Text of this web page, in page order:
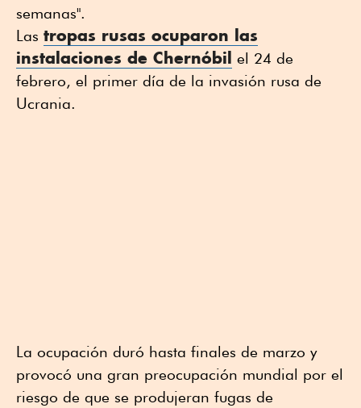
semanas".
Las tropas rusas ocuparon las
instalaciones de Chernóbil el 24 de
febrero, el primer día de la invasión rusa de
Ucrania.
La ocupación duró hasta finales de marzo y
provocó una gran preocupación mundial por el
riesgo de que se produjeran fugas de